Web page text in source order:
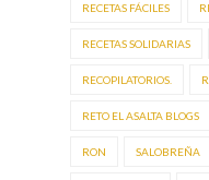
RECETAS FÁCILES
RECETAS SOLIDARIAS
RECOPILATORIOS.
RETO EL ASALTA BLOGS
RON SALOBREÑA